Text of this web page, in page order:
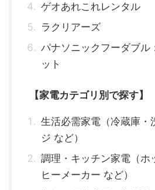
ゲオあれこれレンタル
ラクリアーズ
パナソニックフーダブル
ット
【家電カテゴリ別で探す】
生活必需家電（冷蔵庫・
ジ など）
調理・キッチン家電（ホ
ヒーメーカー など）